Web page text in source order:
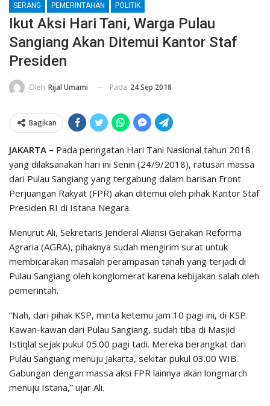
SERANG PEMERINTAHAN POLITIK
Ikut Aksi Hari Tani, Warga Pulau
Sangiang Akan Ditemui Kantor Staf
Presiden
Oleh Rijal Umami Pada 24 Sep 2018
Bagikan
JAKARTA – Pada peringatan Hari Tani Nasional tahun 2018
yang dilaksanakan hari ini Senin (24/9/2018), ratusan massa
dari Pulau Sangiang yang tergabung dalam barisan Front
Perjuangan Rakyat (FPR) akan ditemui oleh pihak Kantor Staf
Presiden RI di Istana Negara.
Menurut Ali, Sekretaris Jenderal Aliansi Gerakan Reforma
Agraria (AGRA), pihaknya sudah mengirim surat untuk
membicarakan masalah perampasan tanah yang terjadi di
Pulau Sangiang oleh konglomerat karena kebijakan salah oleh
pemerintah.
“Nah, dari pihak KSP, minta ketemu jam 10 pagi ini, di KSP.
Kawan-kawan dari Pulau Sangiang, sudah tiba di Masjid
Istiqlal sejak pukul 05.00 pagi tadi. Mereka berangkat dari
Pulau Sangiang menuju Jakarta, sekitar pukul 03.00 WIB.
Gabungan dengan massa aksi FPR lainnya akan longmarch
menuju Istana,” ujar Ali.